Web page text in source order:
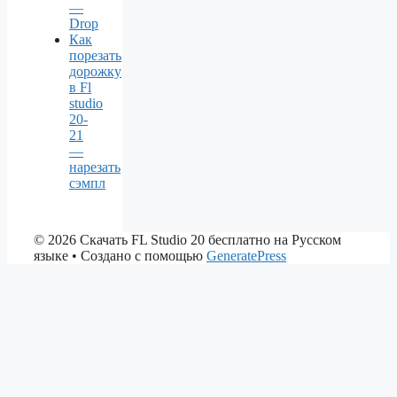
—
Drop
Как
порезать
дорожку
в Fl
studio
20-
21
—
нарезать
сэмпл
© 2026 Скачать FL Studio 20 бесплатно на Русском
языке • Создано с помощью GeneratePress